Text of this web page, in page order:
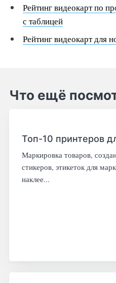
Рейтинг видеокарт по
с таблицей
Рейтинг видеокарт для
Что ещё
Топ-10 принтеров
Маркировка товаров,
стикеров, этикеток для
наклее...